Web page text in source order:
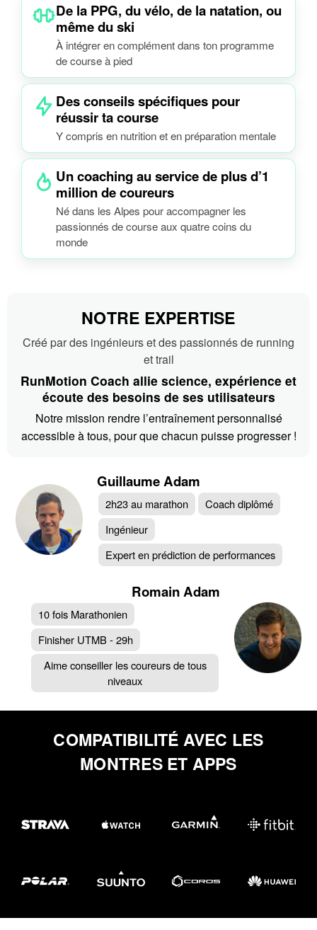
De la PPG, du vélo, de la natation, ou
même du ski
À intégrer en complément dans ton programme
de course à pied
Des conseils spécifiques pour
réussir ta course
Y compris en nutrition et en préparation mentale
Un coaching au service de plus d’1
million de coureurs
Né dans les Alpes pour accompagner les
passionnés de course aux quatre coins du
monde
NOTRE EXPERTISE
Créé par des ingénieurs et des passionnés de running
et trail
RunMotion Coach allie science, expérience et
écoute des besoins de ses utilisateurs
Notre mission rendre l’entraînement personnalisé
accessible à tous, pour que chacun puisse progresser !
Guillaume Adam
2h23 au marathon
Coach diplômé
Ingénieur
Expert en prédiction de performances
Romain Adam
10 fois Marathonien
Finisher UTMB - 29h
Aime conseiller les coureurs de tous
niveaux
COMPATIBILITÉ AVEC LES
MONTRES ET APPS